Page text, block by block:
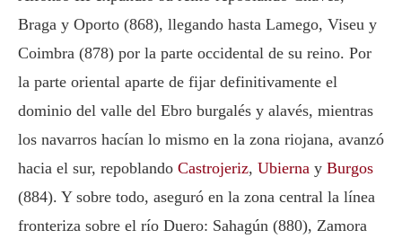
Braga y Oporto (868), llegando hasta Lamego, Viseu y
Coimbra (878) por la parte occidental de su reino. Por
la parte oriental aparte de fijar definitivamente el
dominio del valle del Ebro burgalés y alavés, mientras
los navarros hacían lo mismo en la zona riojana, avanzó
hacia el sur, repoblando Castrojeriz, Ubierna y Burgos
(884). Y sobre todo, aseguró en la zona central la línea
fronteriza sobre el río Duero: Sahagún (880), Zamora